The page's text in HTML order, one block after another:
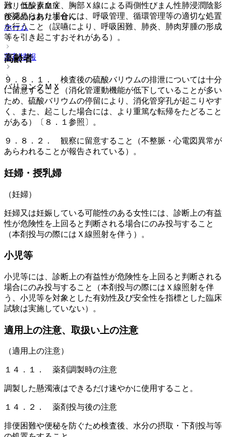
バリコンクＭＸ
後発品はありません
ホーム
薬剤情報
バリコンクＭＸ
難、低酸素血症、胸部Ｘ線による両側性びまん性肺浸潤陰影
が認められた場合には、呼吸管理、循環管理等の適切な処置
を行うこと（誤嚥により、呼吸困難、肺炎、肺肉芽腫の形成
等を引き起こすおそれがある）。
高齢者
９．８．１． 検査後の硫酸バリウムの排泄については十分
に留意すること（消化管運動機能が低下していることが多い
ため、硫酸バリウムの停留により、消化管穿孔が起こりやす
く、また、起こした場合には、より重篤な転帰をたどること
がある）〔８．１参照〕。
９．８．２． 観察に留意すること（不整脈・心電図異常が
あらわれることが報告されている）。
妊婦・授乳婦
（妊婦）
妊婦又は妊娠している可能性のある女性には、診断上の有益
性が危険性を上回ると判断される場合にのみ投与すること
（本剤投与の際にはＸ線照射を伴う）。
小児等
小児等には、診断上の有益性が危険性を上回ると判断される
場合にのみ投与すること（本剤投与の際にはＸ線照射を伴
う、小児等を対象とした有効性及び安全性を指標とした臨床
試験は実施していない）。
適用上の注意、取扱い上の注意
（適用上の注意）
１４．１． 薬剤調製時の注意
調製した懸濁液はできるだけ速やかに使用すること。
１４．２． 薬剤投与後の注意
排便困難や便秘を防ぐため検査後、水分の摂取・下剤投与等